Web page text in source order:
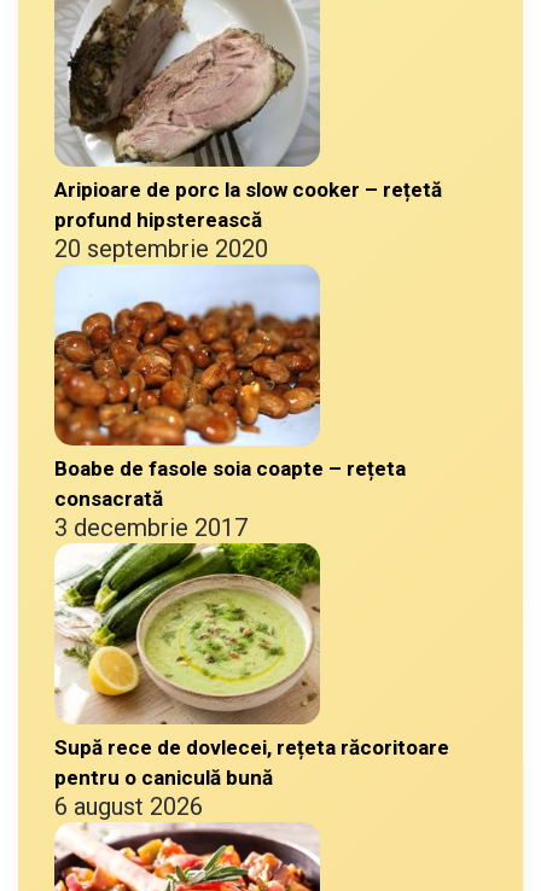
Aripioare de porc la slow cooker – rețetă
profund hipsterească
20 septembrie 2020
Boabe de fasole soia coapte – rețeta
consacrată
3 decembrie 2017
Supă rece de dovlecei, rețeta răcoritoare
pentru o caniculă bună
6 august 2026